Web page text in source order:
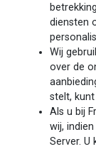
diensten
Wij
over de
stelt,
Als u bij
wij,
Server.